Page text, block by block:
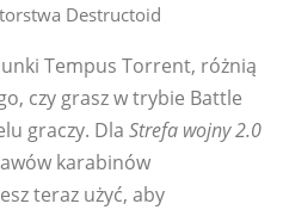
Destructoid
Tempus Torrent, różnią
czy grasz w trybie Battle
graczy. Dla Strefa wojny 2.0
karabinów
teraz użyć, aby